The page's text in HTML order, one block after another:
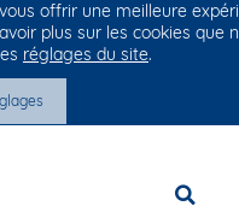
Groupe Vivalto Santé
Entre nous, la vie
offrir une meilleure
plus sur les cookies que
réglages du site.